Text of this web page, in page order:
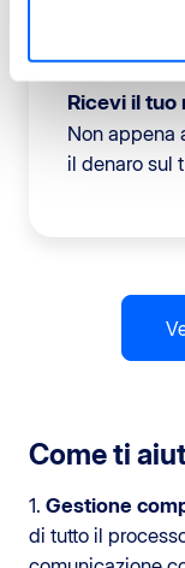
Ricevi il
Non appena
il denaro sul
Come ti
1. Gestione
di tutto il